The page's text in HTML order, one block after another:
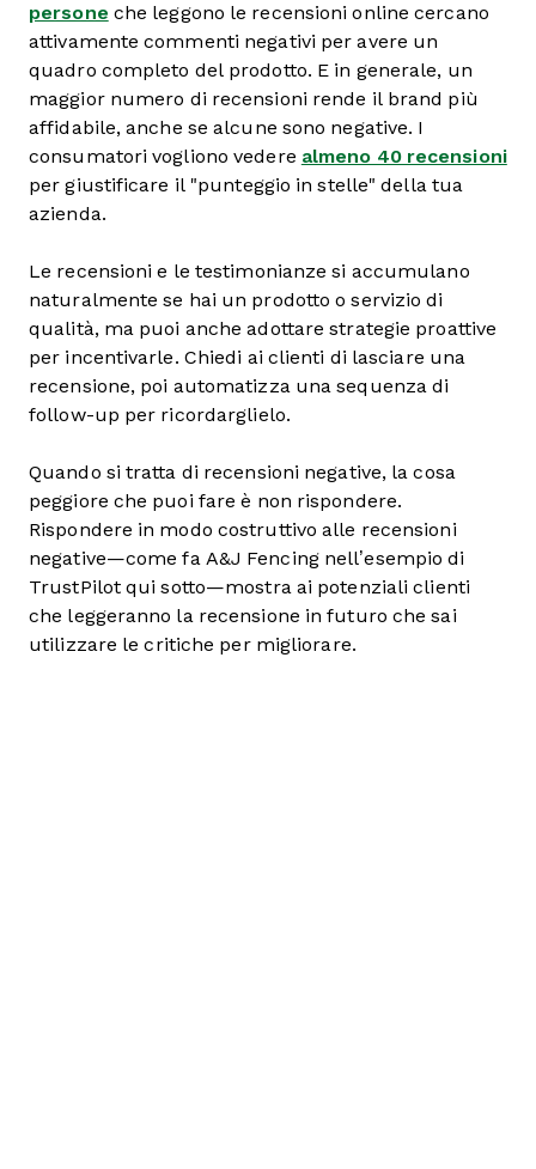
persone che leggono le recensioni online cercano
attivamente commenti negativi per avere un
quadro completo del prodotto. E in generale, un
maggior numero di recensioni rende il brand più
affidabile, anche se alcune sono negative. I
consumatori vogliono vedere almeno 40 recensioni
per giustificare il "punteggio in stelle" della tua
azienda.
Le recensioni e le testimonianze si accumulano
naturalmente se hai un prodotto o servizio di
qualità, ma puoi anche adottare strategie proattive
per incentivarle. Chiedi ai clienti di lasciare una
recensione, poi automatizza una sequenza di
follow-up per ricordarglielo.
Quando si tratta di recensioni negative, la cosa
peggiore che puoi fare è non rispondere.
Rispondere in modo costruttivo alle recensioni
negative—come fa A&J Fencing nell’esempio di
TrustPilot qui sotto—mostra ai potenziali clienti
che leggeranno la recensione in futuro che sai
utilizzare le critiche per migliorare.